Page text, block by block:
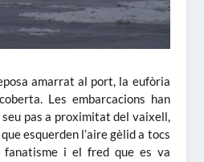
amarrat al port, la eufòria
Les embarcacions han
pas a proximitat del vaixell,
esquerden l’aire gèlid a tocs
i el fred que es va